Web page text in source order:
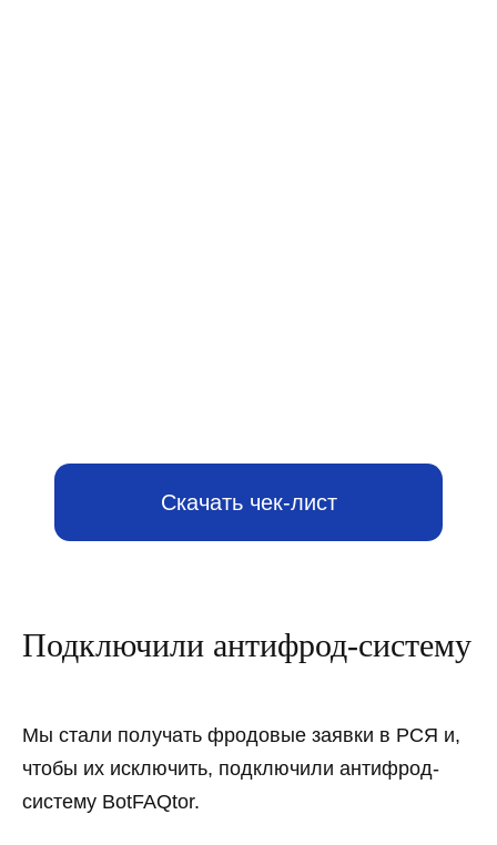
Подключили антифрод-систему
Мы стали получать фродовые заявки в РСЯ и,
чтобы их исключить, подключили антифрод-
систему BotFAQtor.